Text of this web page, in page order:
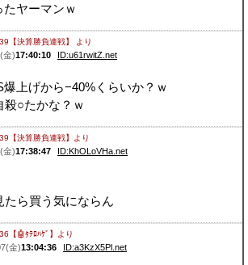
ヤーマンｗ
【決算勝負連戦】 より
金)17:40:10 ID:u61rwitZ.net
上げから−40%くらいか？ｗ
殺○たかな？ｗ
【決算勝負連戦】 より
金)17:38:47 ID:KhOLoVHa.net
たら買う気にならん
【🤖ﾀﾃﾛﾊｹﾞ】 より
金)13:04:36 ID:a3KzX5Pl.net